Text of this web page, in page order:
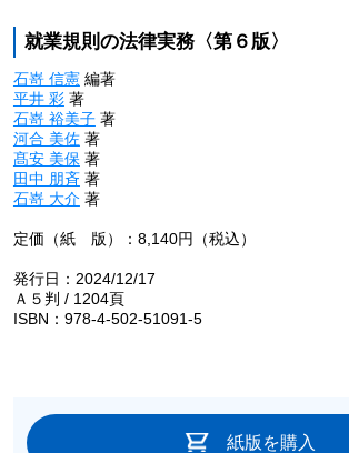
就業規則の法律実務〈第６版〉
石嵜 信憲編著
平井 彩著
石嵜 裕美子著
河合 美佐著
髙安 美保著
田中 朋斉著
石嵜 大介著
定価（紙 版）：8,140円（税込）
発行日：2024/12/17
Ａ５判 / 1204頁
ISBN：978-4-502-51091-5
紙版を購入